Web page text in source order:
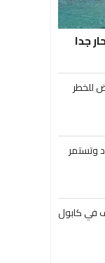
جدا
للخطر
وتستمر
في كابول